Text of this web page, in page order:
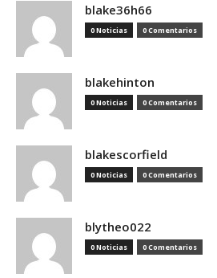
blake36h66
0 Noticias 0 Comentarios
blakehinton
0 Noticias 0 Comentarios
blakescorfield
0 Noticias 0 Comentarios
blytheo022
0 Noticias 0 Comentarios